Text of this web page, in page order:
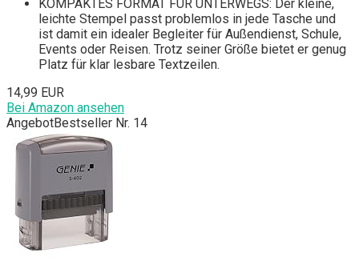
KOMPAKTES FORMAT FÜR UNTERWEGS: Der kleine,
leichte Stempel passt problemlos in jede Tasche und
ist damit ein idealer Begleiter für Außendienst, Schule,
Events oder Reisen. Trotz seiner Größe bietet er genug
Platz für klar lesbare Textzeilen.
14,99 EUR
Bei Amazon ansehen
AngebotBestseller Nr. 14